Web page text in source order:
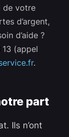
de votre
d’argent,
d’aide ?
(appel
.
part
Ils n’ont